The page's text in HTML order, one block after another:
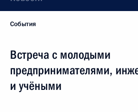
События
Встреча с молодыми
предпринимателями,
и учёными